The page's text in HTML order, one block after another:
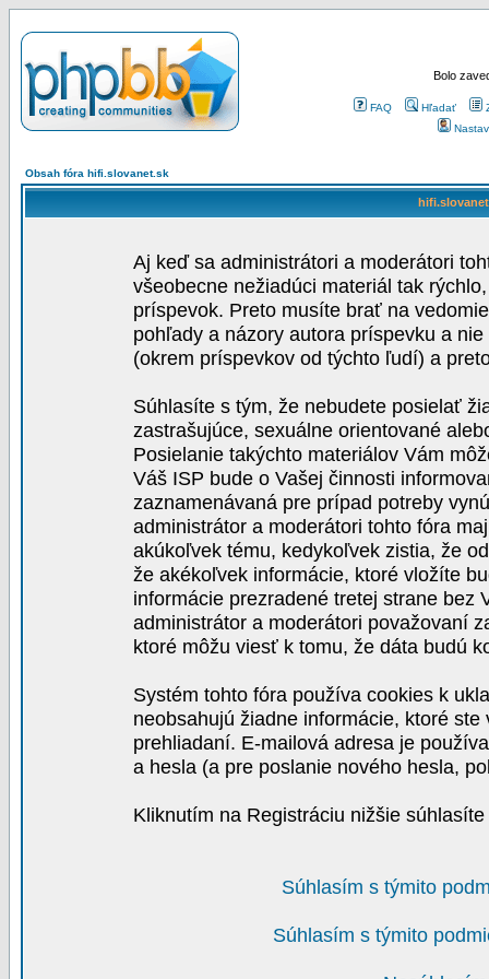
Bolo
FAQ Hľadať
Obsah fóra hifi.slovanet.sk
Aj keď sa administrátori a moderátori
všeobecne nežiadúci materiál tak
príspevok. Preto musíte brať na
pohľady a názory autora príspevku a
(okrem príspevkov od týchto ľudí) a
Súhlasíte s tým, že nebudete posielať
zastrašujúce, sexuálne orientované
Posielanie takýchto materiálov Vám
Váš ISP bude o Vašej činnosti
zaznamenávaná pre prípad potreby
administrátor a moderátori tohto fóra
akúkoľvek tému, kedykoľvek zistia, že
že akékoľvek informácie, ktoré vložíte
informácie prezradené tretej strane bez
administrátor a moderátori považovaní
ktoré môžu viesť k tomu, že dáta budú
Systém tohto fóra používa cookies k
neobsahujú žiadne informácie, ktoré
prehliadaní. E-mailová adresa je
a hesla (a pre poslanie nového hesla,
Kliknutím na Registráciu nižšie
Súhlasím s týmito
Súhlasím s týmito